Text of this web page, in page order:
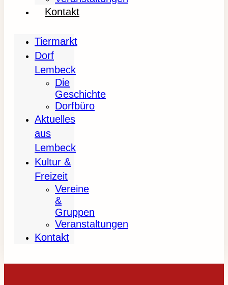
Kontakt
Tiermarkt
Dorf
Lembeck
Die
Geschichte
Dorfbüro
Aktuelles
aus
Lembeck
Kultur &
Freizeit
Vereine
&
Gruppen
Veranstaltungen
Kontakt